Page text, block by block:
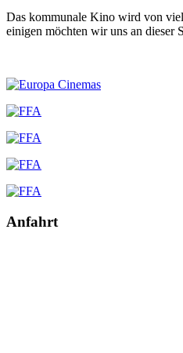
Das kommunale Kino wird von
einigen möchten wir uns an dieser
Anfahrt